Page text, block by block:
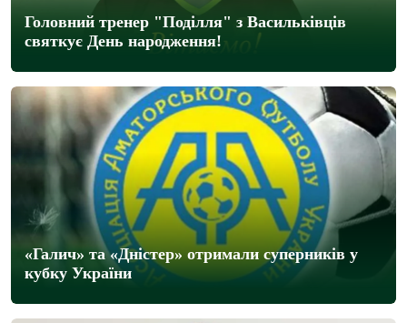
Головний тренер "Поділля" з Васильківців
святкує День народження!
«Галич» та «Дністер» отримали суперників у
кубку України